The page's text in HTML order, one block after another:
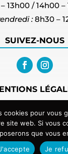
13h00 / 14h00 –
:8h30 –
SUIVEZ-NOUS
OF
cookies pour vous
site web. Si vous
que vous
Je